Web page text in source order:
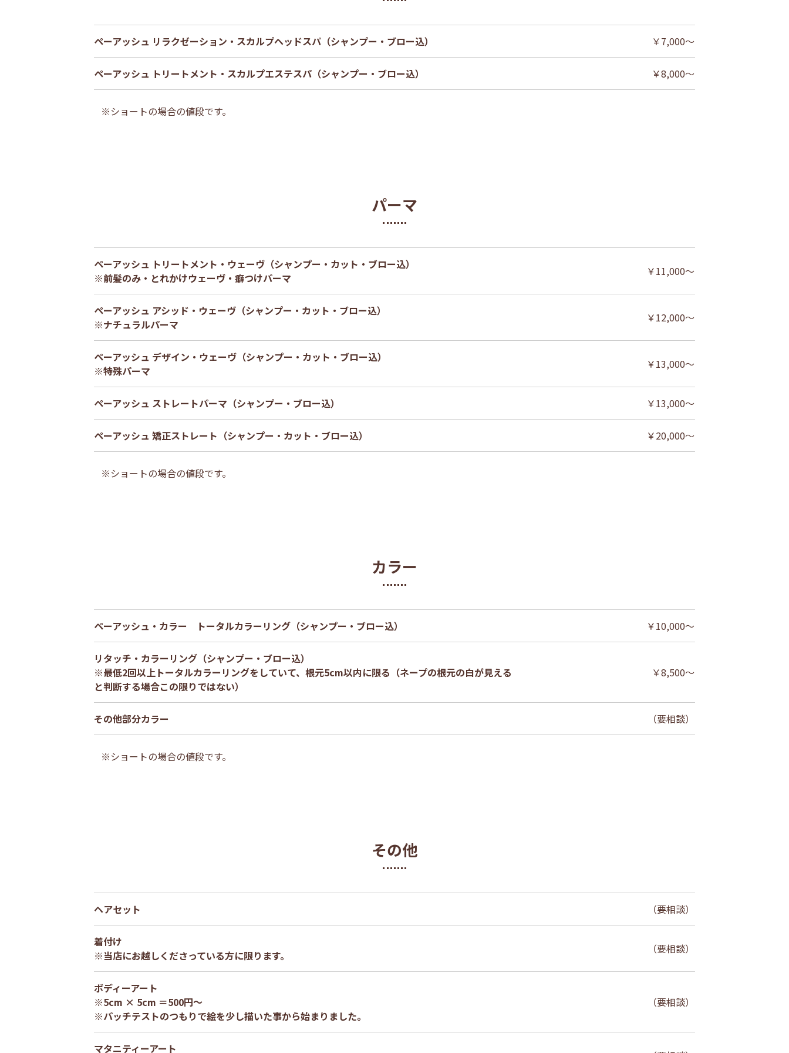
ペーアッシュ リラクゼーション・スカルプヘッドスパ（シャンプー・ブロー込） ￥7,000～
ペーアッシュ トリートメント・スカルプエステスパ（シャンプー・ブロー込） ￥8,000～
※ショートの場合の値段です。
パーマ
ペーアッシュ トリートメント・ウェーヴ（シャンプー・カット・ブロー込）
※前髪のみ・とれかけウェーヴ・癖つけパーマ
￥11,000～
ペーアッシュ アシッド・ウェーヴ（シャンプー・カット・ブロー込）
※ナチュラルパーマ
￥12,000～
ペーアッシュ デザイン・ウェーヴ（シャンプー・カット・ブロー込）
※特殊パーマ
￥13,000～
ペーアッシュ ストレートパーマ（シャンプー・ブロー込） ￥13,000～
ペーアッシュ 矯正ストレート（シャンプー・カット・ブロー込） ￥20,000～
※ショートの場合の値段です。
カラー
ペーアッシュ・カラー トータルカラーリング（シャンプー・ブロー込） ￥10,000～
リタッチ・カラーリング（シャンプー・ブロー込）
※最低2回以上トータルカラーリングをしていて、根元5cm以内に限る（ネープの根元の白が見える
と判断する場合この限りではない）
￥8,500～
その他部分カラー （要相談）
※ショートの場合の値段です。
その他
ヘアセット （要相談）
着付け
※当店にお越しくださっている方に限ります。
（要相談）
ボディーアート
※5cm × 5cm ＝500円～
※パッチテストのつもりで絵を少し描いた事から始まりました。
（要相談）
マタニティーアート